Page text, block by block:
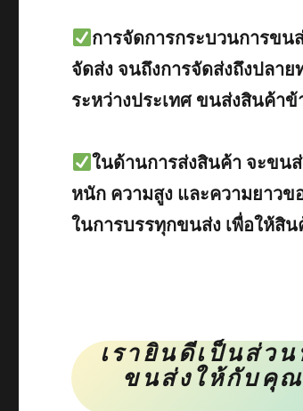
การจัดการกระบวนการขน
จัดส่ง จนถึงการจัดส่งถึงปลา
ระหว่างประเทศ ขนส่งสินค้า
ในด้านการส่งสินค้า จะขน
หนัก ความสูง และความยาวข
ในการบรรทุกขนส่ง เพื่อให้สิ
เรายินดีเป็นส่ว
ขนส่งให้กับคุณ